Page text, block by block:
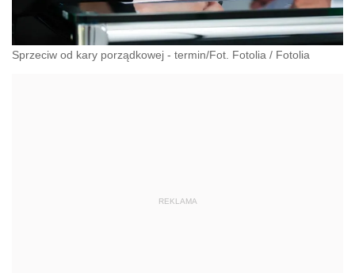
Sprzeciw od kary porządkowej - termin/Fot. Fotolia / Fotolia